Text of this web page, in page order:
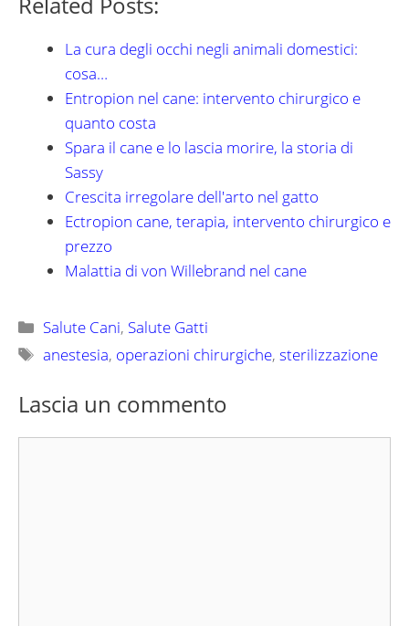
La cura degli occhi negli animali domestici:
cosa…
Entropion nel cane: intervento chirurgico e
quanto costa
Spara il cane e lo lascia morire, la storia di
Sassy
Crescita irregolare dell'arto nel gatto
Ectropion cane, terapia, intervento chirurgico e
prezzo
Malattia di von Willebrand nel cane
Categorie
Salute Cani, Salute Gatti
Tag
anestesia, operazioni chirurgiche,sterilizzazione
Lascia un commento